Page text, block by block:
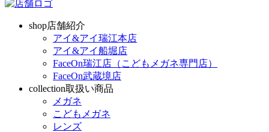
shop店舗紹介
アイ&アイ瑞江本店
アイ&アイ船堀店
FaceOn瑞江店（こどもメガネ専門店）
FaceOn武蔵境店
collection取扱い商品
メガネ
こどもメガネ
レンズ